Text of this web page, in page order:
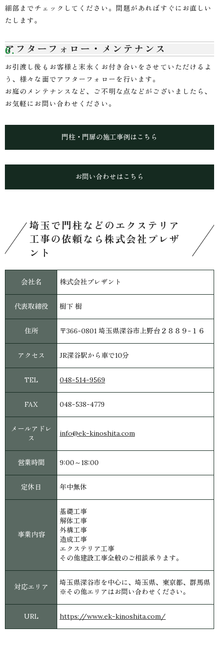
細部までチェックしてください。問題があればすぐにお直しい
たします。
アフターフォロー・メンテナンス
お引渡し後もお客様と末永くお付き合いをさせていただけるよ
う、様々な面でアフターフォローを行います。
お庭のメンテナンスなど、ご不明な点などがございましたら、
お気軽にお問い合わせください。
門柱・門扉の施工事例はこちら
お問い合わせはこちら
埼玉で門柱などのエクステリア
工事の依頼なら株式会社プレザ
ント
会社名 株式会社プレザント
代表取締役 樹下 樹
住所 〒366-0801 埼玉県深谷市上野台２８８９-１６
アクセス JR深谷駅から車で10分
TEL 048-514-9569
FAX 048-538-4779
メールアドレ
ス
info@ek-kinoshita.com
営業時間 9:00～18:00
定休日 年中無休
事業内容
基礎工事
解体工事
外構工事
造成工事
エクステリア工事
その他建設工事全般のご相談承ります。
対応エリア
埼玉県深谷市を中心に、埼玉県、東京都、群馬県
※その他エリアはお問い合わせください。
URL https://www.ek-kinoshita.com/